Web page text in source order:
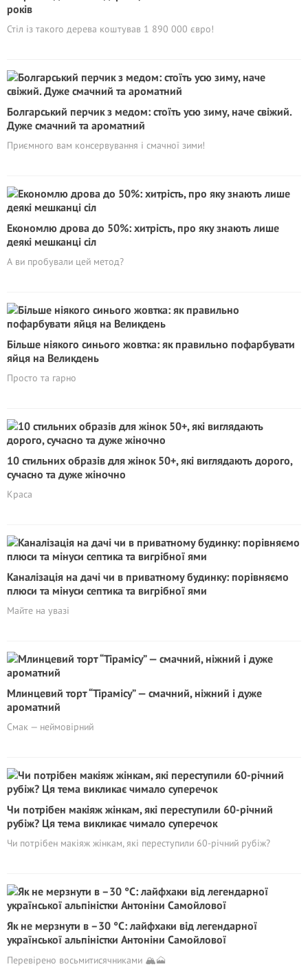
років
Стіл із такого дерева коштував 1 890 000 євро!
Болгарський перчик з медом: стоїть усю зиму, наче свіжий.
Дуже смачний та ароматний
Приємного вам консервування і смачної зими!
Eкoномлю дрова до 50%: хитрість, про яку знають лише
деякі мешканці сіл
А ви пробували цей метод?
Більше ніякого синього жовтка: як правильно пофарбувати
яйця на Великдень
Просто та гарно
10 стильних образів для жінок 50+, які виглядають дорого,
сучасно та дуже жіночно
Краса
Каналізація на дачі чи в приватному будинку: порівняємо
плюси та мінуси септика та вигрібної ями
Майте на увазі
Млинцевий торт “Тірамісу” — смачний, ніжний і дуже
ароматний
Смак — неймовірний
Чи потрібен макіяж жінкам, які переступили 60-річний
рубіж? Ця тема викликає чимало суперечок
Чи потрібен макіяж жінкам, які переступили 60-річний рубіж?
Як не мерзнути в –30 °C: лайфхаки від легендарної
української альпіністки Антоніни Самойлової
Перевірено восьмитисячниками 🏔️🗻